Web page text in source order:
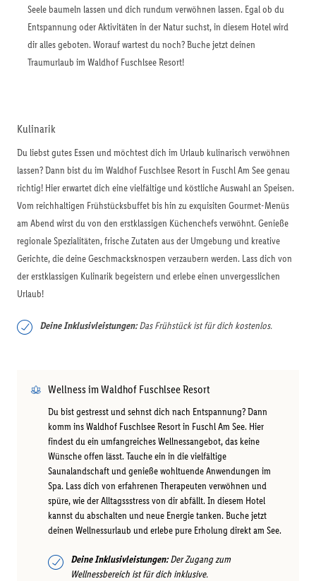
Seele baumeln lassen und dich rundum verwöhnen lassen. Egal ob du
Entspannung oder Aktivitäten in der Natur suchst, in diesem Hotel wird
dir alles geboten. Worauf wartest du noch? Buche jetzt deinen
Traumurlaub im Waldhof Fuschlsee Resort!
Kulinarik
Du liebst gutes Essen und möchtest dich im Urlaub kulinarisch verwöhnen
lassen? Dann bist du im Waldhof Fuschlsee Resort in Fuschl Am See genau
richtig! Hier erwartet dich eine vielfältige und köstliche Auswahl an Speisen.
Vom reichhaltigen Frühstücksbuffet bis hin zu exquisiten Gourmet-Menüs
am Abend wirst du von den erstklassigen Küchenchefs verwöhnt. Genieße
regionale Spezialitäten, frische Zutaten aus der Umgebung und kreative
Gerichte, die deine Geschmacksknospen verzaubern werden. Lass dich von
der erstklassigen Kulinarik begeistern und erlebe einen unvergesslichen
Urlaub!
Deine Inklusivleistungen:Das Frühstück ist für dich kostenlos.
Wellness im Waldhof Fuschlsee Resort
Du bist gestresst und sehnst dich nach Entspannung? Dann
komm ins Waldhof Fuschlsee Resort in Fuschl Am See. Hier
findest du ein umfangreiches Wellnessangebot, das keine
Wünsche offen lässt. Tauche ein in die vielfältige
Saunalandschaft und genieße wohltuende Anwendungen im
Spa. Lass dich von erfahrenen Therapeuten verwöhnen und
spüre, wie der Alltagssstress von dir abfällt. In diesem Hotel
kannst du abschalten und neue Energie tanken. Buche jetzt
deinen Wellnessurlaub und erlebe pure Erholung direkt am See.
Deine Inklusivleistungen:Der Zugang zum
Wellnessbereich ist für dich inklusive.